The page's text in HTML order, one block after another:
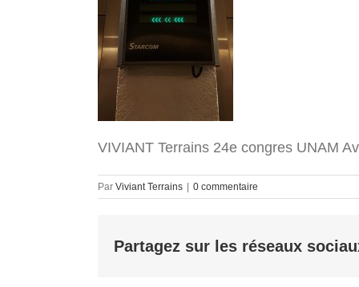
VIVIANT Terrains 24e congres UNAM
Par Viviant Terrains 0 commentaire
Partagez sur les réseaux